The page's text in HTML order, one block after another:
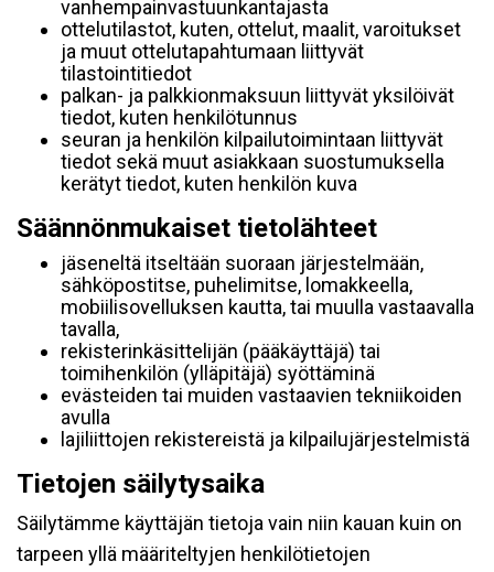
vanhempainvastuunkantajasta
ottelutilastot, kuten, ottelut, maalit, varoitukset
ja muut ottelutapahtumaan liittyvät
tilastointitiedot
palkan- ja palkkionmaksuun liittyvät yksilöivät
tiedot, kuten henkilötunnus
seuran ja henkilön kilpailutoimintaan liittyvät
tiedot sekä muut asiakkaan suostumuksella
kerätyt tiedot, kuten henkilön kuva
Säännönmukaiset tietolähteet
jäseneltä itseltään suoraan järjestelmään,
sähköpostitse, puhelimitse, lomakkeella,
mobiilisovelluksen kautta, tai muulla vastaavalla
tavalla,
rekisterinkäsittelijän (pääkäyttäjä) tai
toimihenkilön (ylläpitäjä) syöttäminä
evästeiden tai muiden vastaavien tekniikoiden
avulla
lajiliittojen rekistereistä ja kilpailujärjestelmistä
Tietojen säilytysaika
Säilytämme käyttäjän tietoja vain niin kauan kuin on
tarpeen yllä määriteltyjen henkilötietojen